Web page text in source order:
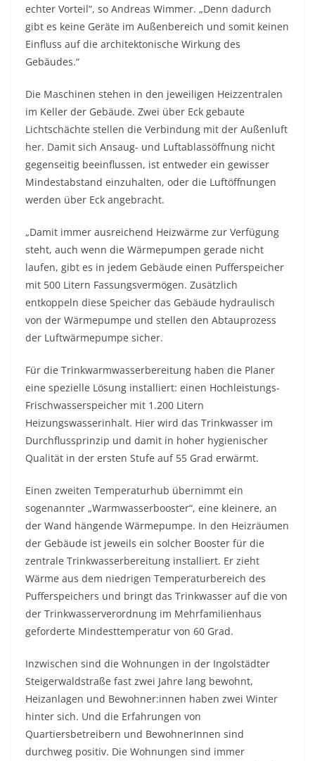
echter Vorteil“, so Andreas Wimmer. „Denn dadurch
gibt es keine Geräte im Außenbereich und somit keinen
Einfluss auf die architektonische Wirkung des
Gebäudes.“
Die Maschinen stehen in den jeweiligen Heizzentralen
im Keller der Gebäude. Zwei über Eck gebaute
Lichtschächte stellen die Verbindung mit der Außenluft
her. Damit sich Ansaug- und Luftablassöffnung nicht
gegenseitig beeinflussen, ist entweder ein gewisser
Mindestabstand einzuhalten, oder die Luftöffnungen
werden über Eck angebracht.
„Damit immer ausreichend Heizwärme zur Verfügung
steht, auch wenn die Wärmepumpen gerade nicht
laufen, gibt es in jedem Gebäude einen Pufferspeicher
mit 500 Litern Fassungsvermögen. Zusätzlich
entkoppeln diese Speicher das Gebäude hydraulisch
von der Wärmepumpe und stellen den Abtauprozess
der Luftwärmepumpe sicher.
Für die Trinkwarmwasserbereitung haben die Planer
eine spezielle Lösung installiert: einen Hochleistungs-
Frischwasserspeicher mit 1.200 Litern
Heizungswasserinhalt. Hier wird das Trinkwasser im
Durchflussprinzip und damit in hoher hygienischer
Qualität in der ersten Stufe auf 55 Grad erwärmt.
Einen zweiten Temperaturhub übernimmt ein
sogenannter „Warmwasserbooster“, eine kleinere, an
der Wand hängende Wärmepumpe. In den Heizräumen
der Gebäude ist jeweils ein solcher Booster für die
zentrale Trinkwasserbereitung installiert. Er zieht
Wärme aus dem niedrigen Temperaturbereich des
Pufferspeichers und bringt das Trinkwasser auf die von
der Trinkwasserverordnung im Mehrfamilienhaus
geforderte Mindesttemperatur von 60 Grad.
Inzwischen sind die Wohnungen in der Ingolstädter
Steigerwaldstraße fast zwei Jahre lang bewohnt,
Heizanlagen und Bewohner:innen haben zwei Winter
hinter sich. Und die Erfahrungen von
Quartiersbetreibern und BewohnerInnen sind
durchweg positiv. Die Wohnungen sind immer